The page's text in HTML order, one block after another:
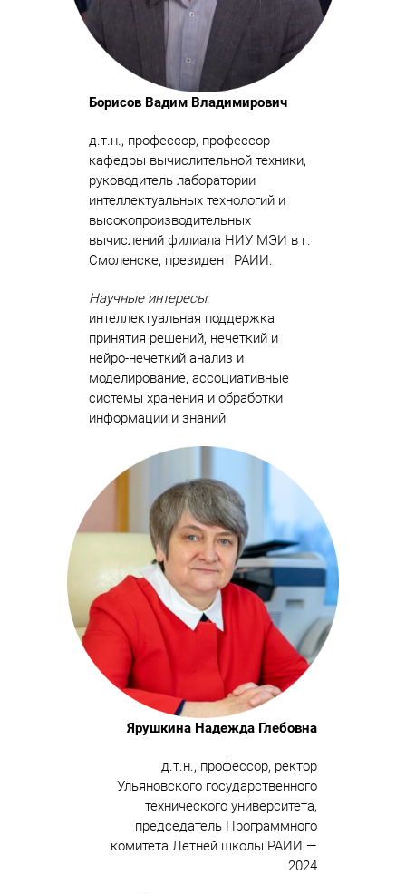
Борисов Вадим Владимирович
д.т.н., профессор, профессор
кафедры вычислительной техники,
руководитель лаборатории
интеллектуальных технологий и
высокопроизводительных
вычислений филиала НИУ МЭИ в г.
Смоленске, президент РАИИ.
Научные интересы:
интеллектуальная поддержка
принятия решений, нечеткий и
нейро-нечеткий анализ и
моделирование, ассоциативные
системы хранения и обработки
информации и знаний
Ярушкина Надежда Глебовна
д.т.н., профессор, ректор
Ульяновского государственного
технического университета,
председатель Программного
комитета Летней школы РАИИ —
2024